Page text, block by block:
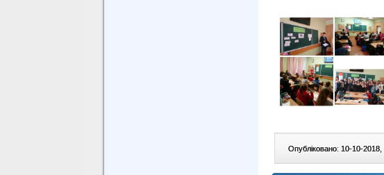
Опубліковано: 10-10-2018,